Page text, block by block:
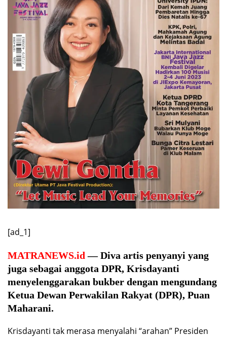
[ad_1]
MATRANEWS.id— Diva artis penyanyi yang
juga sebagai anggota DPR, Krisdayanti
menyelenggarakan bukber dengan mengundang
Ketua Dewan Perwakilan Rakyat (DPR), Puan
Maharani.
Krisdayanti tak merasa menyalahi “arahan” Presiden